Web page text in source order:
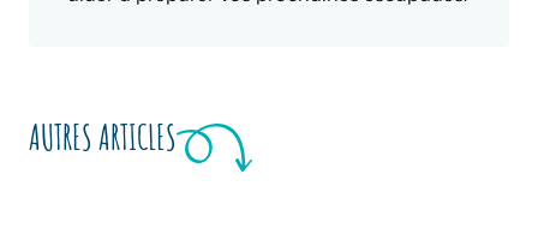
AUTRES ARTICLES